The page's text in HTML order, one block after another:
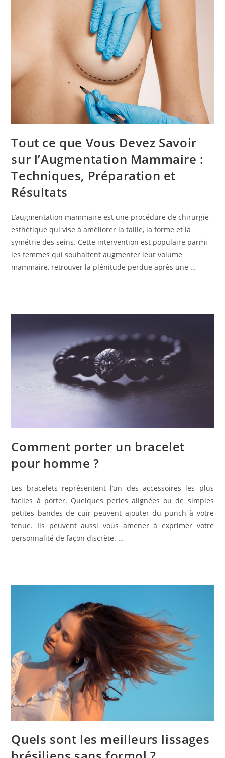
Tout ce que Vous Devez Savoir
sur l’Augmentation Mammaire :
Techniques, Préparation et
Résultats
L’augmentation mammaire est une procédure de chirurgie
esthétique qui vise à améliorer la taille, la forme et la
symétrie des seins. Cette intervention est populaire parmi
les femmes qui souhaitent augmenter leur volume
mammaire, retrouver la plénitude perdue après une …
Comment porter un bracelet
pour homme ?
Les bracelets représentent l’un des accessoires les plus
faciles à porter. Quelques perles alignées ou de simples
petites bandes de cuir peuvent ajouter du punch à votre
tenue. Ils peuvent aussi vous amener à exprimer votre
personnalité de façon discrète. …
Quels sont les meilleurs lissages